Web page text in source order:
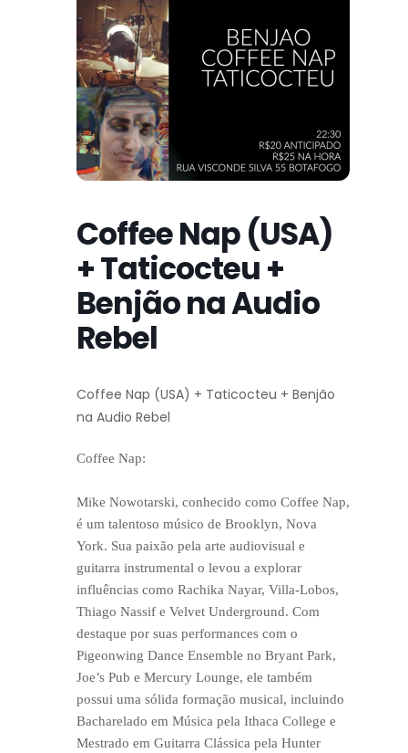
Coffee Nap (USA)
+ Taticocteu +
Benjão na Audio
Rebel
Coffee Nap (USA) + Taticocteu + Benjão
na Audio Rebel
Coffee Nap:
Mike Nowotarski, conhecido como Coffee Nap,
é um talentoso músico de Brooklyn, Nova
York. Sua paixão pela arte audiovisual e
guitarra instrumental o levou a explorar
influências como Rachika Nayar, Villa-Lobos,
Thiago Nassif e Velvet Underground. Com
destaque por suas performances com o
Pigeonwing Dance Ensemble no Bryant Park,
Joe’s Pub e Mercury Lounge, ele também
possui uma sólida formação musical, incluindo
Bacharelado em Música pela Ithaca College e
Mestrado em Guitarra Clássica pela Hunter